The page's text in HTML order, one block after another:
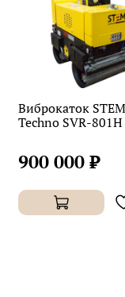
Виброкаток STEM
Techno SVR-801H
900 000 ₽